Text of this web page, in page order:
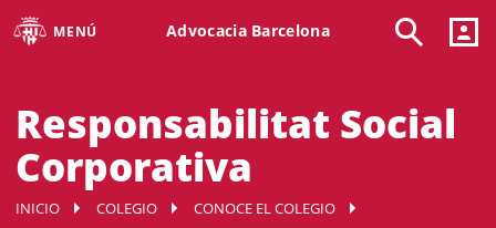
MENÚ Advocacia Barcelona
Responsabilitat Social
Corporativa
INICIO COLEGIO
CONOCE EL COLEGIO